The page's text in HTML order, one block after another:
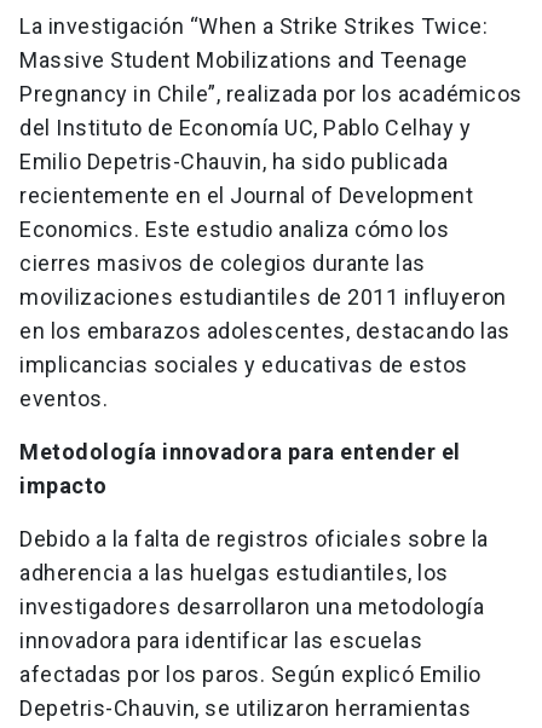
La investigación “When a Strike Strikes Twice:
Massive Student Mobilizations and Teenage
Pregnancy in Chile”, realizada por los académicos
del Instituto de Economía UC, Pablo Celhay y
Emilio Depetris-Chauvin, ha sido publicada
recientemente en el Journal of Development
Economics. Este estudio analiza cómo los
cierres masivos de colegios durante las
movilizaciones estudiantiles de 2011 influyeron
en los embarazos adolescentes, destacando las
implicancias sociales y educativas de estos
eventos.
Metodología innovadora para entender el
impacto
Debido a la falta de registros oficiales sobre la
adherencia a las huelgas estudiantiles, los
investigadores desarrollaron una metodología
innovadora para identificar las escuelas
afectadas por los paros. Según explicó Emilio
Depetris-Chauvin, se utilizaron herramientas